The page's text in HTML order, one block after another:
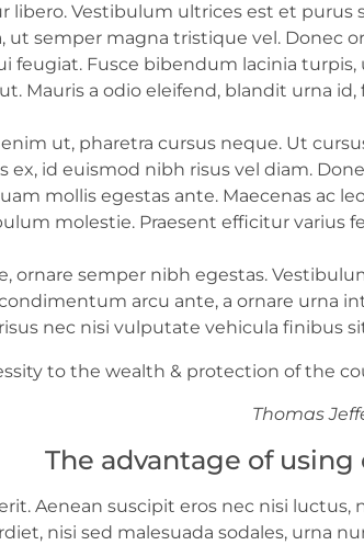
libero. Vestibulum ultrices est et purus
semper magna tristique vel. Donec
feugiat. Fusce bibendum lacinia turpis,
Mauris a odio eleifend, blandit urna id,
ut, pharetra cursus neque. Ut
id euismod nibh risus vel diam.
mollis egestas ante. Maecenas ac
molestie. Praesent efficitur varius
ornare semper nibh egestas.
arcu ante, a ornare urna
nec nisi vulputate vehicula finibus
to the wealth & protection of the
Thomas
The advantage of using
Aenean suscipit eros nec nisi luctus,
nisi sed malesuada sodales, urna